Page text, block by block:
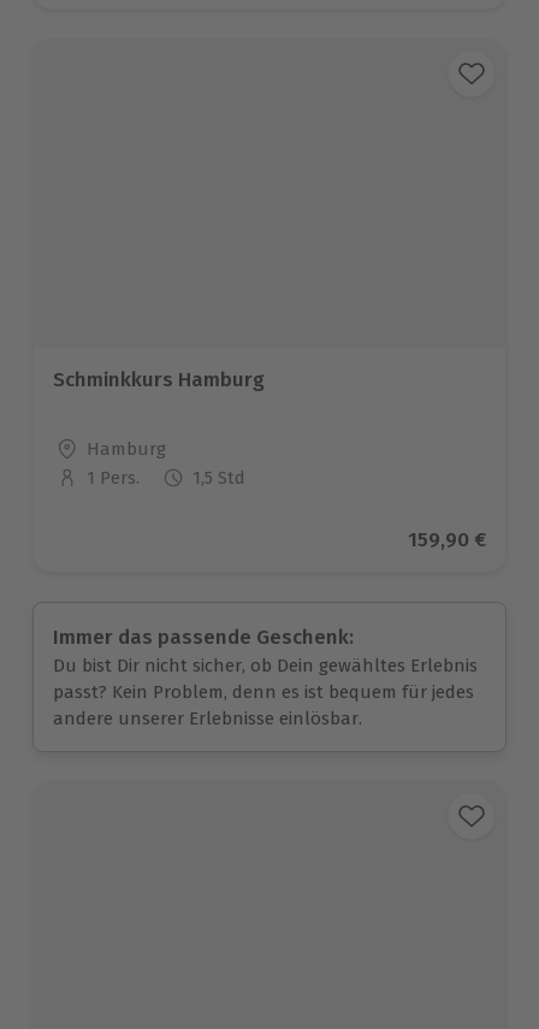
Schminkkurs Hamburg
Standort
Hamburg
Anzahl der Teilnehmer
1 Pers. 1,5 Std
Aktueller
159,90 €
Immer das passende Geschenk:
Du bist Dir nicht sicher, ob Dein gewähltes Erlebnis
passt? Kein Problem, denn es ist bequem für jedes
andere unserer Erlebnisse einlösbar.